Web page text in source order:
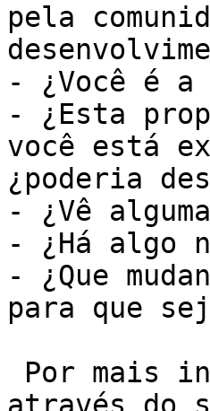
pela
- ¿Você é
- ¿Esta
você está
¿poderia
- ¿Vê
- ¿Há algo
- ¿Que
para que